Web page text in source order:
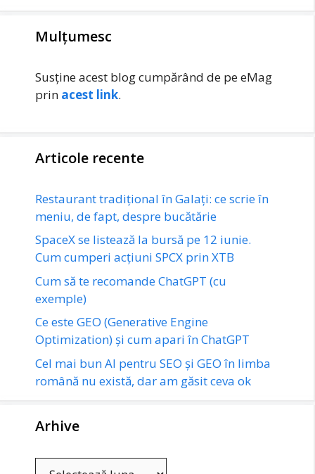
Mulțumesc
Susține acest blog cumpărând de pe eMag
prin acest link.
Articole recente
Restaurant tradițional în Galați: ce scrie în
meniu, de fapt, despre bucătărie
SpaceX se listează la bursă pe 12 iunie.
Cum cumperi acțiuni SPCX prin XTB
Cum să te recomande ChatGPT (cu
exemple)
Ce este GEO (Generative Engine
Optimization) și cum apari în ChatGPT
Cel mai bun AI pentru SEO și GEO în limba
română nu există, dar am găsit ceva ok
Arhive